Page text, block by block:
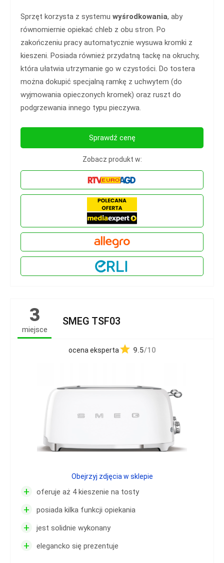
Sprzęt korzysta z systemu wyśrodkowania, aby
równomiernie opiekać chleb z obu stron. Po
zakończeniu pracy automatycznie wysuwa kromki z
kieszeni. Posiada również przydatną tackę na okruchy,
która ułatwia utrzymanie go w czystości. Do tostera
można dokupić specjalną ramkę z uchwytem (do
wyjmowania opieczonych kromek) oraz ruszt do
podgrzewania innego typu pieczywa.
Sprawdź cenę
Zobacz produkt w:
3
miejsce
SMEG TSF03
ocena eksperta 9.5/10
+ oferuje aż 4 kieszenie na tosty
+ posiada kilka funkcji opiekania
+ jest solidnie wykonany
+ elegancko się prezentuje
Obejrzyj zdjęcia w sklepie